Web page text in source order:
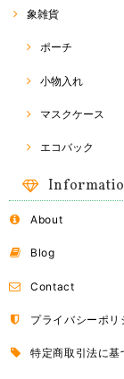
象雑貨
ポーチ
小物入れ
マスクケース
エコバック
About
Blog
Contact
プライバシーポリ
特定商取引法に基